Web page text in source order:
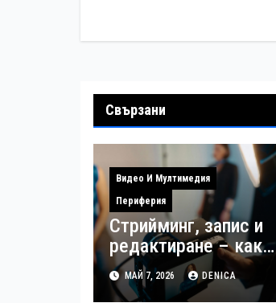
Свързани
Видео И Мултимедия
Периферия
Стрийминг, запис и
редактиране – как
да управлявате
файловете си като
МАЙ 7, 2026 DENICA